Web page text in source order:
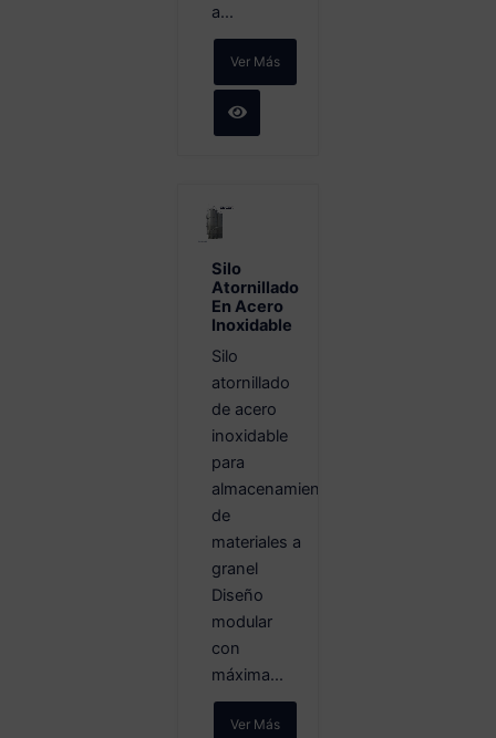
a...
Ver Más
Silo
Atornillado
En Acero
Inoxidable
Silo
atornillado
de acero
inoxidable
para
almacenamiento
de
materiales a
granel
Diseño
modular
con
máxima...
Ver Más